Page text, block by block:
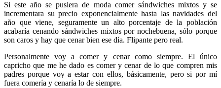
Si este año se pusiera de moda comer sándwiches mixtos y se
incrementara su precio exponencialmente hasta las navidades del
año que viene, seguramente un alto porcentaje de la población
acabaría cenando sándwiches mixtos por nochebuena, sólo porque
son caros y hay que cenar bien ese día. Flipante pero real.
Personalmente voy a comer y cenar como siempre. El único
capricho que me he dado es comer y cenar de lo que compren mis
padres porque voy a estar con ellos, básicamente, pero si por mí
fuera comería y cenaría lo de siempre.